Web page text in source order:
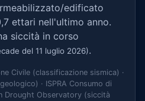
edificato
ettari nell'ultimo anno.
siccità in corso
del 11 luglio 2026).
Civile (classificazione sismica) ·
· ISPRA Consumo di
Drought Observatory (siccità